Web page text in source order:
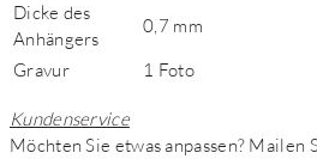
Dicke des
Anhängers
0,7 mm
Gravur 1 Foto
Kundenservice
Möchten Sie etwas anpassen? Mailen